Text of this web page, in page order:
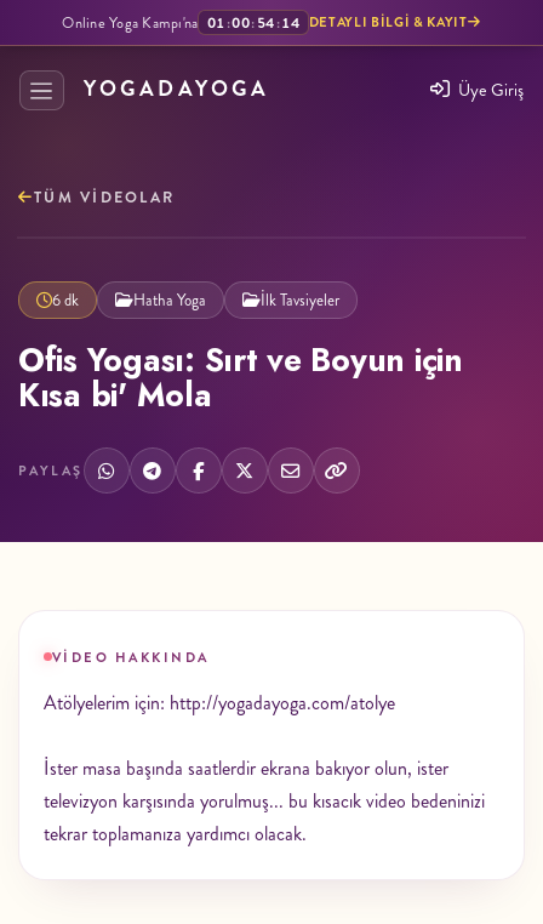
Online Yoga Kampı'na 01:00:54:13 DETAYLI BILGI & KAYIT
YOGADAYOGA Üye Giriş
TÜM VIDEOLAR
6 dk Hatha Yoga İlk Tavsiyeler
Ofis Yogası: Sırt ve Boyun için
Kısa bi' Mola
PAYLAŞ
VIDEO HAKKINDA
Atölyelerim için: http://yogadayoga.com/atolye
İster masa başında saatlerdir ekrana bakıyor olun, ister
televizyon karşısında yorulmuş... bu kısacık video bedeninizi
tekrar toplamanıza yardımcı olacak.